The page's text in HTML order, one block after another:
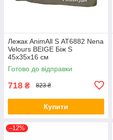
Лежак AnimAll S АТ6882 Nena
Velours BEIGE Біж S
45x35x16 см
Готово до відправки
718 ₴ 823 ₴
Купити
–12%